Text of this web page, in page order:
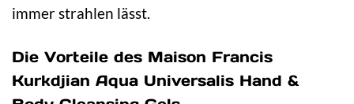
immer strahlen lässt.
Die Vorteile des Maison Francis
Kurkdjian Aqua Universalis Hand &